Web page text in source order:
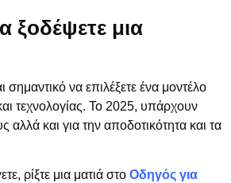
ξοδέψετε μια
σημαντικό να επιλέξετε ένα μοντέλο
τεχνολογίας. Το 2025, υπάρχουν
αλλά και για την αποδοτικότητα και τα
ρίξτε μια ματιά στο Οδηγός για